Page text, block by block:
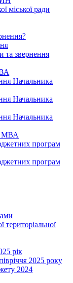
міської ради
та звернення
Начальника
Начальника
Начальника
МВА
програм
програм
територіальної
рік
2025 року
2024